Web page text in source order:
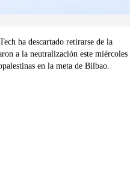
ha descartado retirarse de la
a la neutralización este miércoles
en la meta de Bilbao.